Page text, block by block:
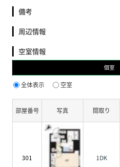
備考
周辺情報
空室情報
個室
全体表示 空室
部屋番号 写真 間取り
301 1DK